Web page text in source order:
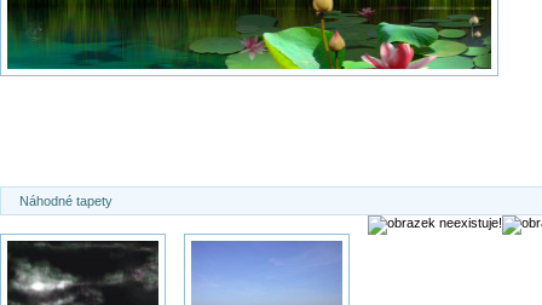
Náhodné tapety